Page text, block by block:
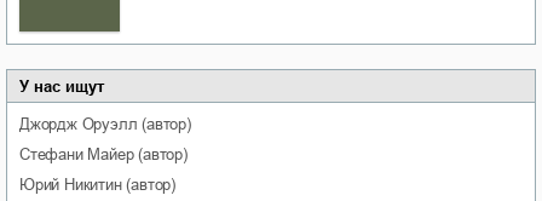
У нас ищут
Джордж Оруэлл (автор)
Стефани Майер(автор)
Юрий Никитин(автор)